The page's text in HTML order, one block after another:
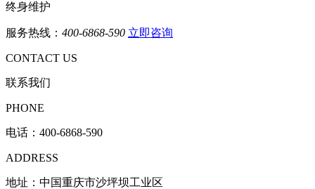
终身维护
服务热线： 400-6868-590 立即咨询
CONTACT US
联系我们
PHONE
电话： 400-6868-590
ADDRESS
地址：中国重庆市沙坪坝工业区